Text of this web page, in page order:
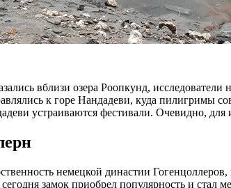
вблизи озера Роопкунд, исследователи
к горе Нандадеви, куда пилигримы
устраиваются фестивали. Очевидно, для
немецкой династии
замок приобрел популярность и